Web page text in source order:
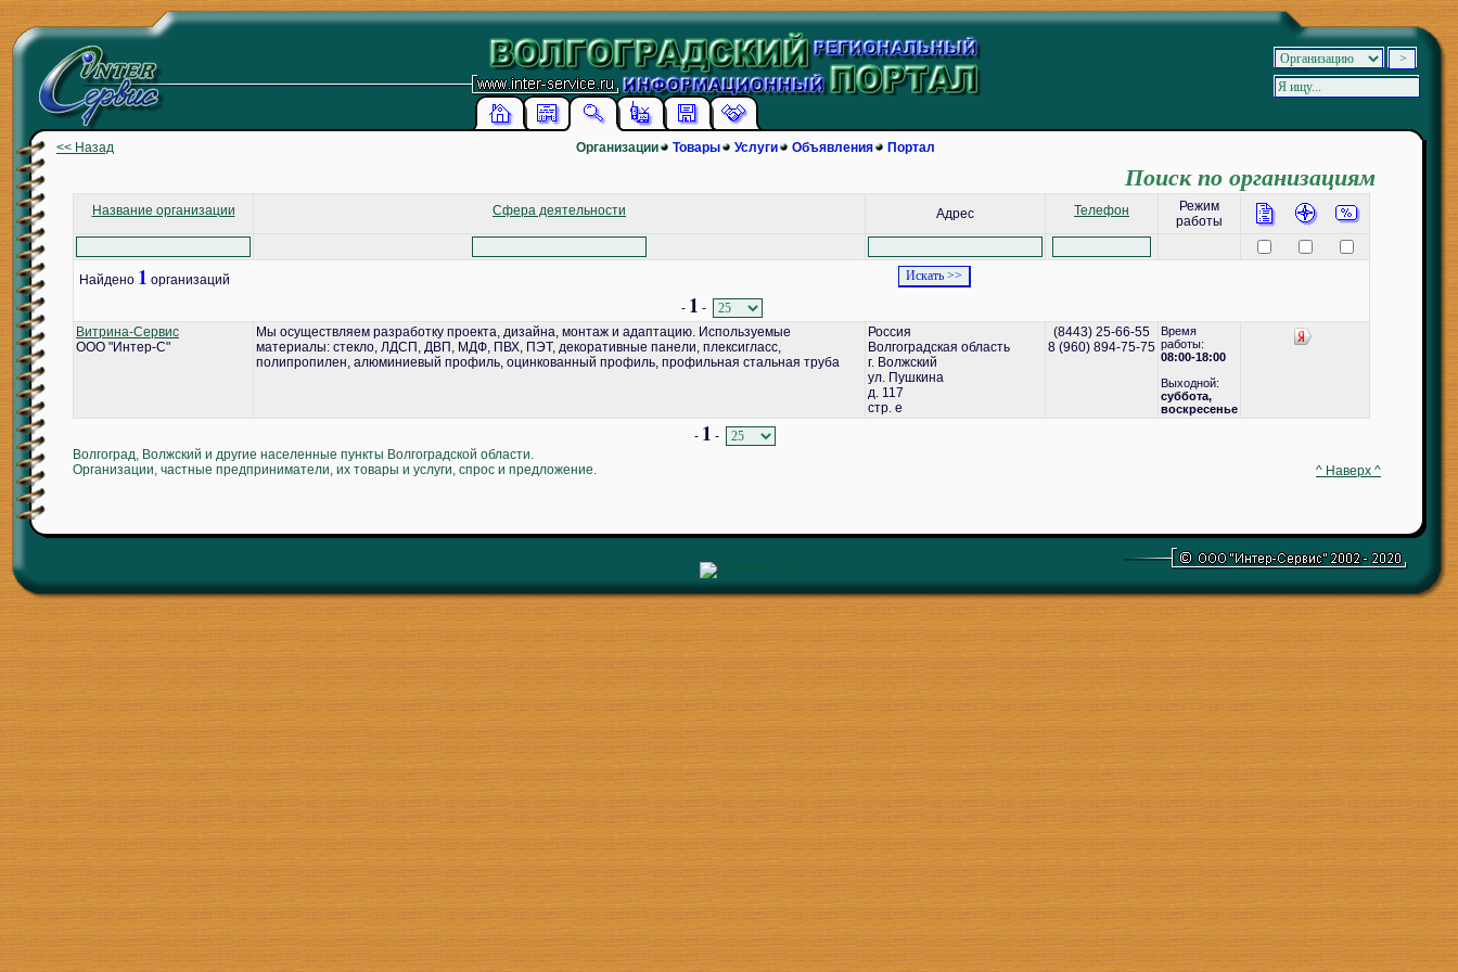
<< Назад Организации Товары Услуги Объявления Портал
Поиск по организациям
Название организации Сфера деятельности Адрес Телефон
Режим
работы
Найдено 1 организаций
- 1 -
Витрина-Сервис
ООО "Интер-С"
Мы осуществляем разработку проекта, дизайна, монтаж и адаптацию. Используемые
материалы: стекло, ЛДСП, ДВП, МДФ, ПВХ, ПЭТ, декоративные панели, плексигласс,
полипропилен, алюминиевый профиль, оцинкованный профиль, профильная стальная труба
Россия
Волгоградская область
г. Волжский
ул. Пушкина
д. 117
стр. е
(8443) 25-66-55
8 (960) 894-75-75
Время
работы:
08:00-18:00
Выходной:
cуббота,
воскресенье
- 1 -
Волгоград, Волжский и другие населенные пункты Волгоградской области.
Организации, частные предприниматели, их товары и услуги, спрос и предложение.
^ Наверх ^